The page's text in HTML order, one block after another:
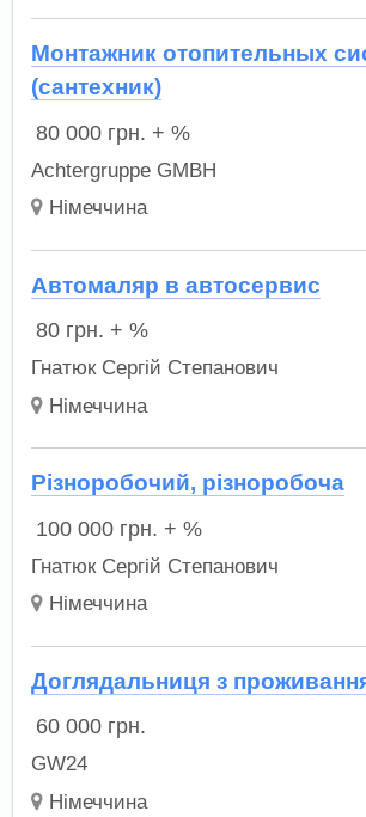
Монтажник отопительных
(сантехник)
80 000 грн. + %
Achtergruppe GMBH
Німеччина
Автомаляр в автосервис
80 грн. + %
Гнатюк Сергій Степанович
Німеччина
Різноробочий, різноробоча
100 000 грн. + %
Гнатюк Сергій Степанович
Німеччина
Доглядальниця з
60 000 грн.
GW24
Німеччина